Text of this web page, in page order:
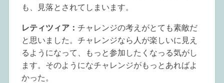
も、見落とされてしまいます。
レティツィア： チャレンジの考えがとても素敵だ
と思いました。チャレンジなら人が楽しいに見え
るようになって、もっと参加したくなっる気がし
ます。そのようになチャレンジがもっとあればよ
かった。